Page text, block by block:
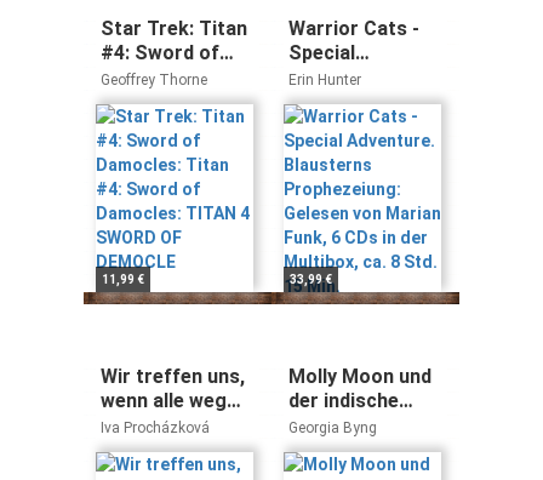
Star Trek: Titan
#4: Sword of
Damocles: Titan
#4: Sword of
Damocles:
TITAN 4 SWORD
OF DEMOCLE
Geoffrey Thorne
11,99 €
Warrior Cats -
Special
Adventure.
Blausterns
Prophezeiung:
Gelesen von
Marian Funk, 6
CDs in der
Multibox, ca. 8
Std. 15 Min.
Erin Hunter
33,99 €
Wir treffen uns,
wenn alle weg
sind:
Ausgezeichnet
mit dem
Iva Procházková
Molly Moon und
der indische
Magier
Georgia Byng